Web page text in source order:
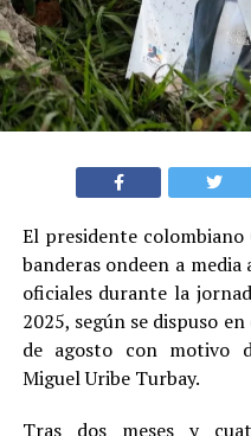
El presidente
banderas ondeen a
oficiales durante la
2025, según se dispuso
de agosto con motivo
Miguel Uribe Turbay.
Tras dos meses y